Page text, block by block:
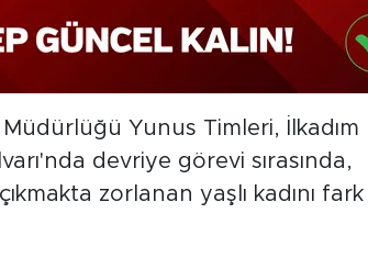
Yunus Timleri, İlkadım
devriye görevi sırasında,
zorlanan yaşlı kadını fark